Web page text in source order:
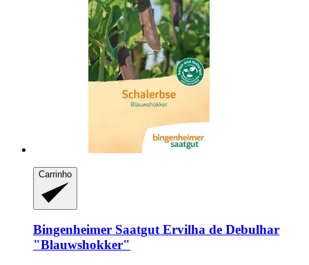
Carrinho
Bingenheimer SaatgutErvilha de Debulhar
"Blauwshokker"